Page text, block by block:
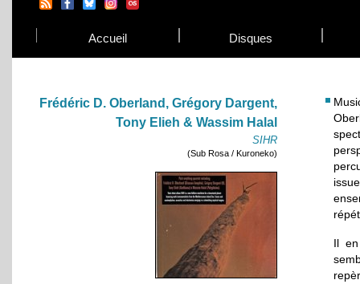
Accueil Disques
Frédéric D. Oberland, Grégory Dargent,
Tony Elieh & Wassim Halal
SIHR
(Sub Rosa / Kuroneko)
Il